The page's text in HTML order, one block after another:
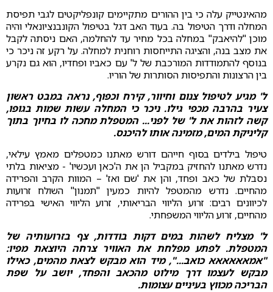
מהאינטייק עלה כי בין ההורים מתקיימים קונפליקטים לגבי תפיסת
המחלה ודרך הטיפול בה. בעוד האב דגל בטיפול הקונבנציונאלי והיה
מוכן "להיאבק" במחלה בכל מחיר עד להחלמה, האם ניסתה לקבל
את מצב בנה, והציגה התייחסות רוחנית למחלה. על רקע זה ניכר כי
בנוסף להתמודדות המורכבת של ל' עם כאביו ופחדיו, הוא גם נקרע
בין הרצונות והתפיסות הסותרות של הוריו.
ל' מגיע לטיפול צנום וחיוור, קירח וכפוף, נראה במבט ראשון
צעיר בהרבה מכפי גילו. ניכר כי המחלה עשות שמות בגופו,
קשה לזהות את ל' של לפני... המטפלת מחכה לו בחיוך בתוך
קליניקת המים, מזמינה אותו להיכנס.
טיפול בילדים בסוף חייהם דורש מאתנו כמטפלים מאמץ עילאי,
נדרש מאתנו להחזיק במקביל הן את ה'כאן ועכשיו' - מציאות בלתי
נסבלת של כאב ופחד, והן את 'שם ואז' – המוות הקרב והפרידה
מהחיים. נדרש מהמטפל להיות כמעין "תמנון" השולח זרועות
לכיוונים רבים: זרוע הליווי הבריאותי, זרוע הליווי האישי בפרידה
מהחיים, זרוע הליווי המשפחתי.
ל' מצליח לשהות במים דקות בודדות, צף בזרועותיה של
המטפלת. לפתע מפלחת את האוויר צרחה היוצאת מפיו:
"אמאאאאאא כואב...", מיד הוא מבקש לצאת מהמים, כאילו
מבקש לעצמו דרך מילוט מהכאב והפחד, יושב על שפת
הבריכה מכווץ בעיניים עצומות.